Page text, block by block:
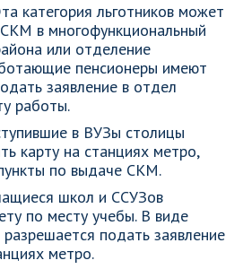
категория льготников может
в многофункциональный
или отделение
пенсионеры имеют
заявление в отдел
работы.
в ВУЗы столицы
карту на станциях метро,
по выдаче СКМ.
школ и ССУЗов
по месту учебы. В виде
подать заявление
метро.